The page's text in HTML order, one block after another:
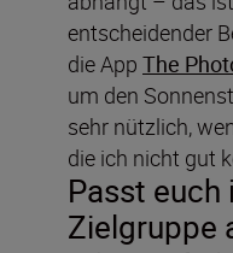
entscheidender
die App The
um den
sehr nützlich,
die ich nicht gut
Passt
Zielgruppe